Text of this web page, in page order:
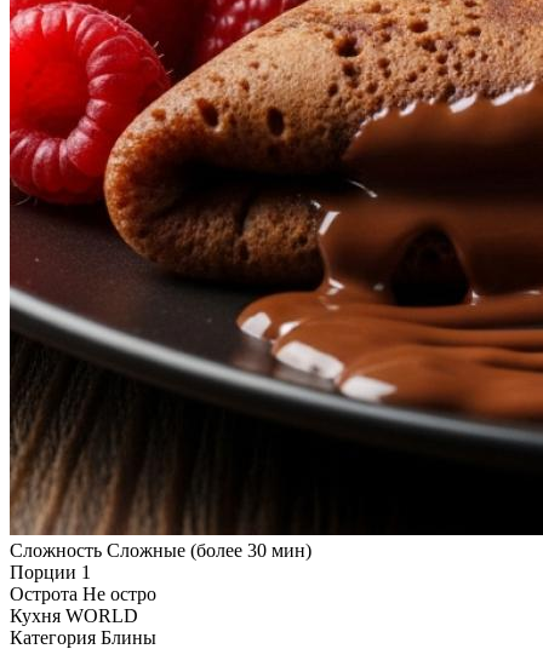
Сложность Сложные (более 30 мин)
Порции 1
Острота Не остро
Кухня WORLD
Категория Блины